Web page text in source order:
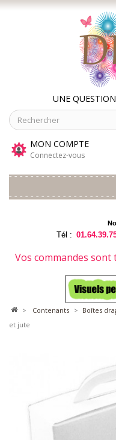
UNE
MON COMPTE
Connectez-vous
Tél :
Vos commandes
> contenants > boîtes
et jute